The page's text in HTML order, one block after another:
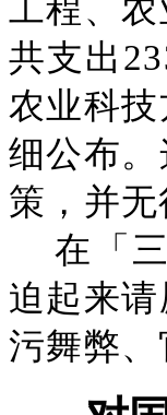
工程、
共支出
农业科
细公布
策，并无
在「
迫起来
污舞弊、